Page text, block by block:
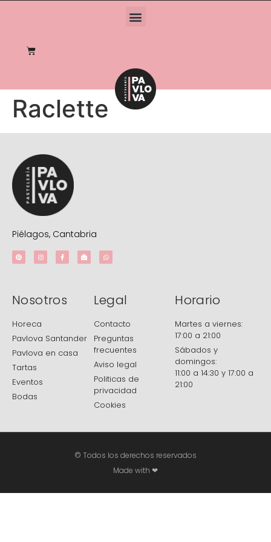
Raclette
Piélagos, Cantabria
Nosotros
Horeca
Pavlova Santander
Pavlova en casa
Tartas
Eventos
Bodas
Legal
Contacto
Preguntas
frecuentes
Aviso legal
Politicas de
privacidad
Cookies
Horario
Martes a viernes:
17:00 a 21:00
Sábados y
domingos:
11:00 a 14:30 y 17:00 a
21:00
© Todos los derechos reservados
Made with ❤